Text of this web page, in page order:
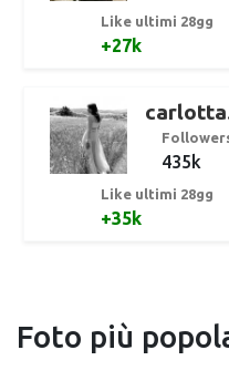
Like ultimi 28gg
+27k
435k
Like ultimi 28gg
+35k
Foto più